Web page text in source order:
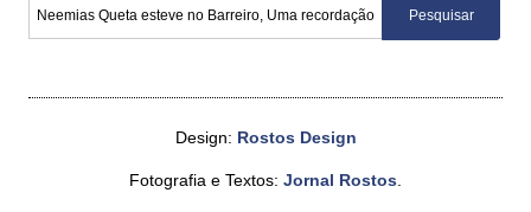
Design: Rostos Design
Fotografia e Textos: Jornal Rostos.